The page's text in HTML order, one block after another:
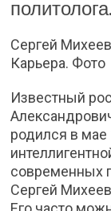
Сергей
Карьера. Фото
Известный
родился в мае
современных
Сергей